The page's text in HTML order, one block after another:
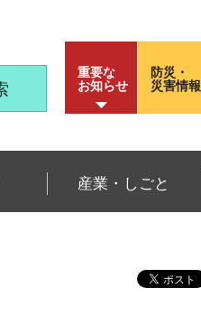
重要な
お知らせ
防災・
災害情報
産業・しごと